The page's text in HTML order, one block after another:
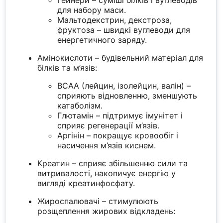
для набору маси.
Мальтодекстрин, декстроза,
фруктоза – швидкі вуглеводи для
енергетичного заряду.
Амінокислоти – будівельний матеріал для
білків та м’язів:
BCAA (лейцин, ізолейцин, валін) –
сприяють відновленню, зменшують
катаболізм.
Глютамін – підтримує імунітет і
сприяє регенерації м’язів.
Аргінін – покращує кровообіг і
насичення м’язів киснем.
Креатин – сприяє збільшенню сили та
витривалості, накопичує енергію у
вигляді креатинфосфату.
Жироспалювачі – стимулюють
розщеплення жирових відкладень: